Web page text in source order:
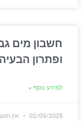
חשבון מים
ופתרון הבעיה
למידע נוסף »
02/09/2025 אין